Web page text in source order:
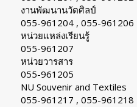
งานพัฒนานวัตศิลป์
055-961204 , 055-961206
หน่วยแหล่งเรียนรู้
055-961207
หน่วยวารสาร
055-961205
NU Souvenir and Textiles
055-961217 , 055-961218